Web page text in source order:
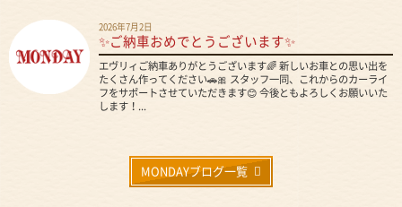
2026年7月2日
✨ご納車おめでとうございます✨
エヴリィご納車ありがとうございます🌈 新しいお車との思い出を
たくさん作ってください🚗🎀 スタッフ一同、これからのカーライ
フをサポートさせていただきます😊 今後ともよろしくお願いいた
します！...
MONDAYブログ一覧